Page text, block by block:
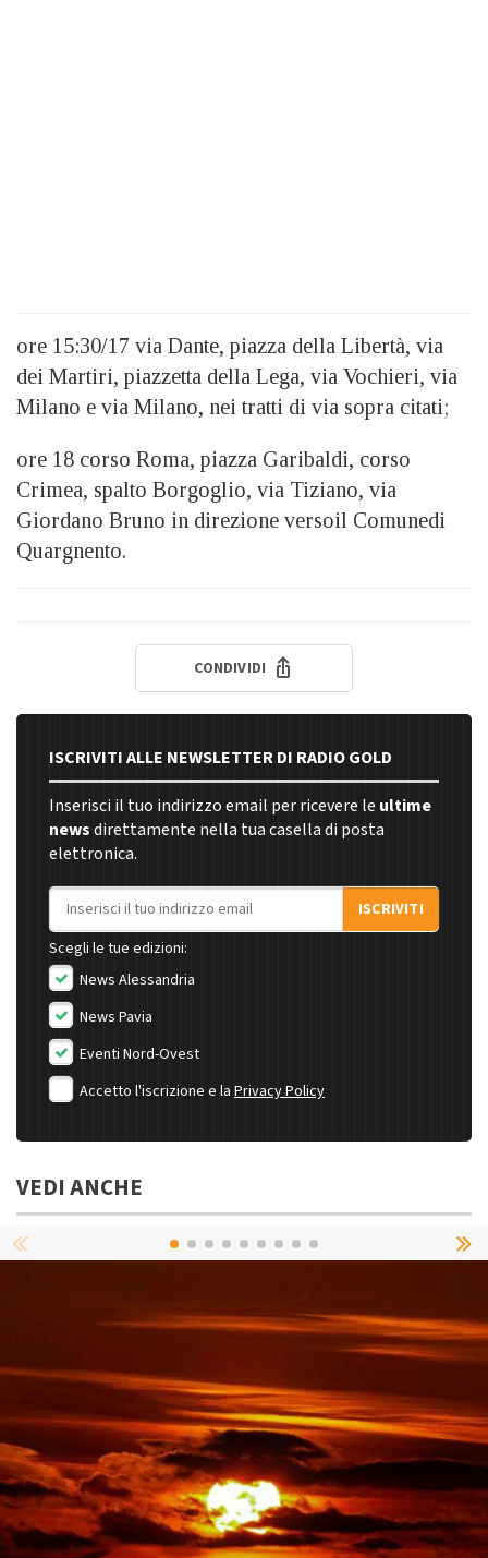
ore 15:30/17 via Dante, piazza della Libertà, via
dei Martiri, piazzetta della Lega, via Vochieri, via
Milano e via Milano, nei tratti di via sopra citati;
ore 18 corso Roma, piazza Garibaldi, corso
Crimea, spalto Borgoglio, via Tiziano, via
Giordano Bruno in direzione versoil Comunedi
Quargnento.
CONDIVIDI
ISCRIVITI ALLE NEWSLETTER DI RADIO GOLD
Inserisci il tuo indirizzo email per ricevere le ultime
newsdirettamente nella tua casella di posta
elettronica.
Indirizzo email
ISCRIVITI
Scegli le tue edizioni:
News Alessandria
News Pavia
Eventi Nord-Ovest
Accetto l'iscrizione e la Privacy Policy
VEDI ANCHE